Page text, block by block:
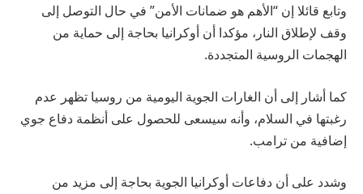
وتابع قائلا إن “الأهم هو ضمانات الأمن” في حال التوصل إلى
وقف لإطلاق النار، مؤكدا أن أوكرانيا بحاجة إلى حماية من
الهجمات الروسية المتجددة.
كما أشار إلى أن الغارات الجوية اليومية من روسيا تظهر عدم
رغبتها في السلام، وأنه سيسعى للحصول على أنظمة دفاع جوي
إضافية من ترامب.
وشدد على أن دفاعات أوكرانيا الجوية بحاجة إلى مزيد من